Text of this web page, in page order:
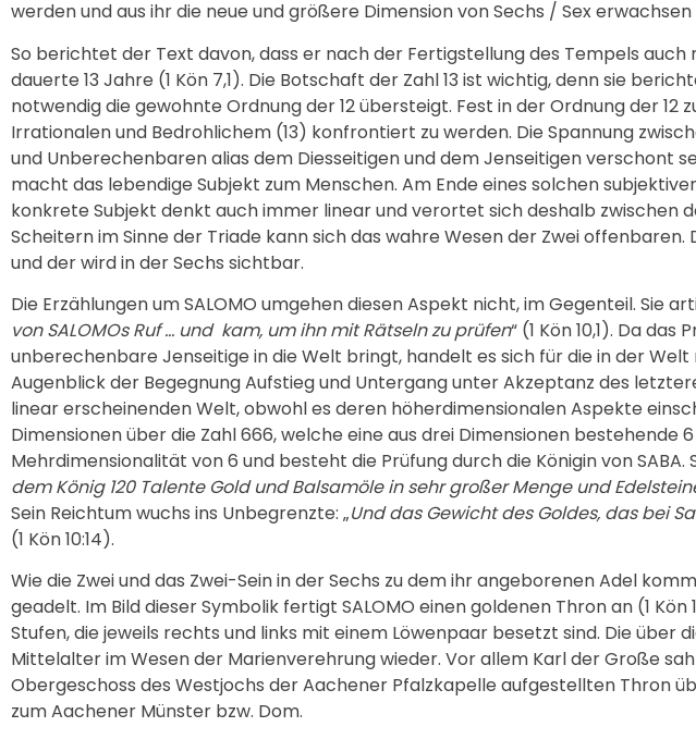
werden und aus ihr die neue und größere Dimension von Sechs / Sex erwachsen
So berichtet der Text davon, dass er nach der Fertigstellung des Tempels
dauerte 13 Jahre (1 Kön 7,1). Die Botschaft der Zahl 13 ist wichtig, denn sie
notwendig die gewohnte Ordnung der 12 übersteigt. Fest in der Ordnung der
Irrationalen und Bedrohlichem (13) konfrontiert zu werden. Die Spannung
und Unberechenbaren alias dem Diesseitigen und dem Jenseitigen verschont
macht das lebendige Subjekt zum Menschen. Am Ende eines solchen
konkrete Subjekt denkt auch immer linear und verortet sich deshalb zwischen
Scheitern im Sinne der Triade kann sich das wahre Wesen der Zwei
und der wird in der Sechs sichtbar.
Die Erzählungen um SALOMO umgehen diesen Aspekt nicht, im Gegenteil. Sie
von SALOMOs Ruf … und kam, um ihn mit Rätseln zu prüfen“ (1 Kön 10,1). Da
unberechenbare Jenseitige in die Welt bringt, handelt es sich für die in der
Augenblick der Begegnung Aufstieg und Untergang unter Akzeptanz des
linear erscheinenden Welt, obwohl es deren höherdimensionalen Aspekte
Dimensionen über die Zahl 666, welche eine aus drei Dimensionen bestehende
Mehrdimensionalität von 6 und besteht die Prüfung durch die Königin von
dem König 120 Talente Gold und Balsamöle in sehr großer Menge und
Sein Reichtum wuchs ins Unbegrenzte: „Und das Gewicht des Goldes, das bei
(1 Kön 10:14).
Wie die Zwei und das Zwei-Sein in der Sechs zu dem ihr angeborenen Adel
geadelt. Im Bild dieser Symbolik fertigt SALOMO einen goldenen Thron an (1
Stufen, die jeweils rechts und links mit einem Löwenpaar besetzt sind. Die über
Mittelalter im Wesen der Marienverehrung wieder. Vor allem Karl der Große
Obergeschoss des Westjochs der Aachener Pfalzkapelle aufgestellten Thron
zum Aachener Münster bzw. Dom.